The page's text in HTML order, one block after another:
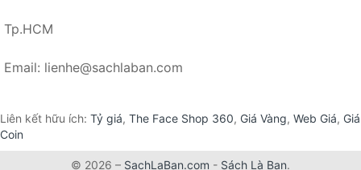
Tp.HCM
Email: lienhe@sachlaban.com
Liên kết hữu ích: Tỷ giá, The Face Shop 360, Giá Vàng, Web Giá, Giá
Coin
© 2026 – SachLaBan.com - Sách Là Bạn.